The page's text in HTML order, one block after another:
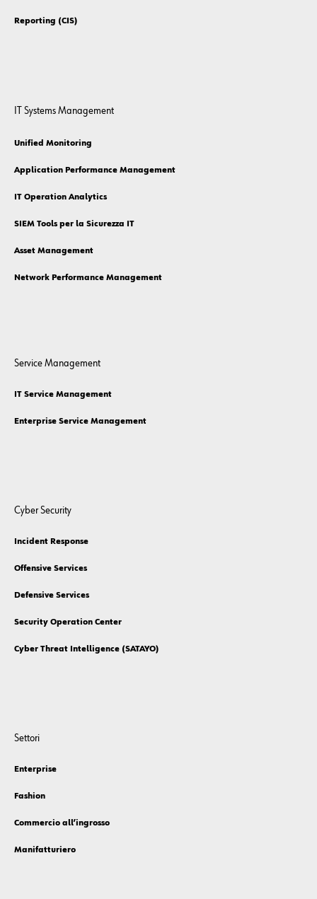
Reporting (CIS)
IT Systems Management
Unified Monitoring
Application Performance Management
IT Operation Analytics
SIEM Tools per la Sicurezza IT
Asset Management
Network Performance Management
Service Management
IT Service Management
Enterprise Service Management
Cyber Security
Incident Response
Offensive Services
Defensive Services
Security Operation Center
Cyber Threat Intelligence (SATAYO)
Settori
Enterprise
Fashion
Commercio all’ingrosso
Manifatturiero